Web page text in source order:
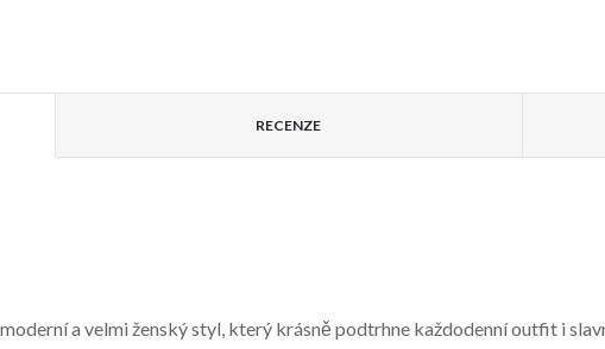
RECENZE
a velmi ženský styl, který krásně podtrhne každodenní outfit i